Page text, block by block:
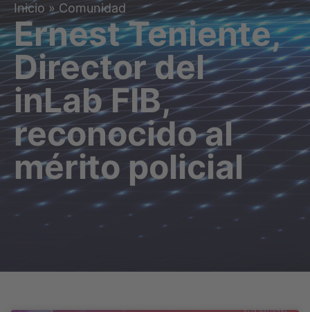
Inicio »Comunidad
Ernest Teniente,
Director del
inLab FIB,
reconocido al
mérito policial